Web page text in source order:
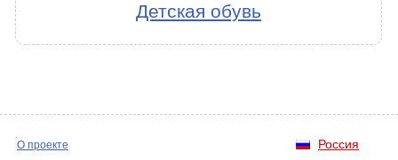
Детская обувь
Россия
О проекте